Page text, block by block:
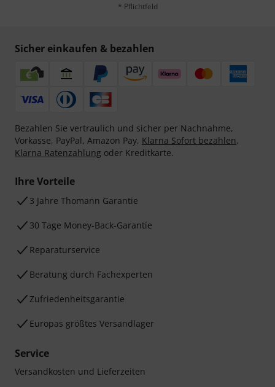
* Pflichtfeld
Sicher einkaufen & bezahlen
Bezahlen Sie vertraulich und sicher per Nachnahme,
Vorkasse, PayPal, Amazon Pay, Klarna Sofort bezahlen,
Klarna Ratenzahlung oder Kreditkarte.
Ihre Vorteile
3 Jahre Thomann Garantie
30 Tage Money-Back-Garantie
Reparaturservice
Beratung durch Fachexperten
Zufriedenheitsgarantie
Europas größtes Versandlager
Service
Versandkosten und Lieferzeiten